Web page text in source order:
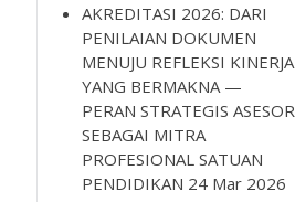
AKREDITASI 2026: DARI
PENILAIAN DOKUMEN
MENUJU REFLEKSI KINERJA
YANG BERMAKNA —
PERAN STRATEGIS ASESOR
SEBAGAI MITRA
PROFESIONAL SATUAN
PENDIDIKAN 24 Mar 2026